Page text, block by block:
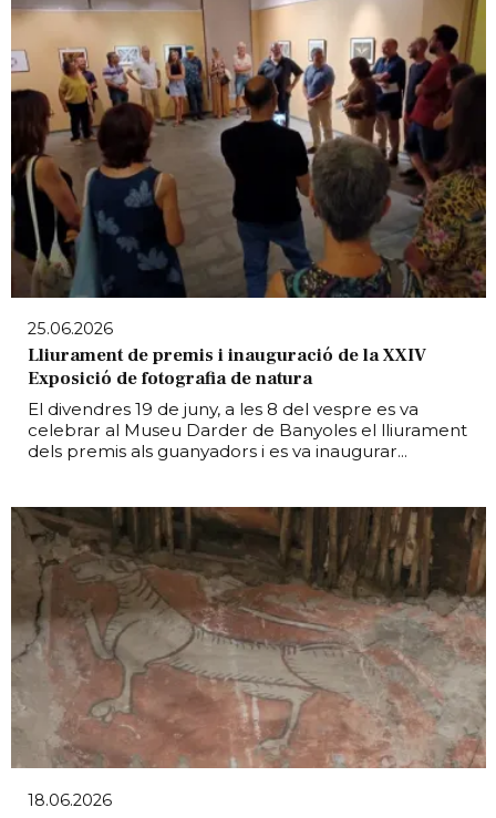
25.06.2026
Lliurament de premis i inauguració de la XXIV
Exposició de fotografia de natura
El divendres 19 de juny, a les 8 del vespre es va
celebrar al Museu Darder de Banyoles el lliurament
dels premis als guanyadors i es va inaugurar...
18.06.2026